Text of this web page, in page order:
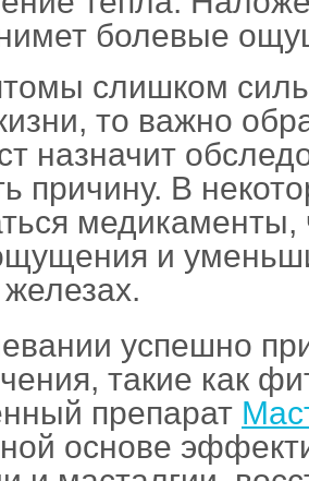
болевые
слишком
то важно
назначит
причину. В
медикаменты,
и
успешно
такие как
препарат
основе